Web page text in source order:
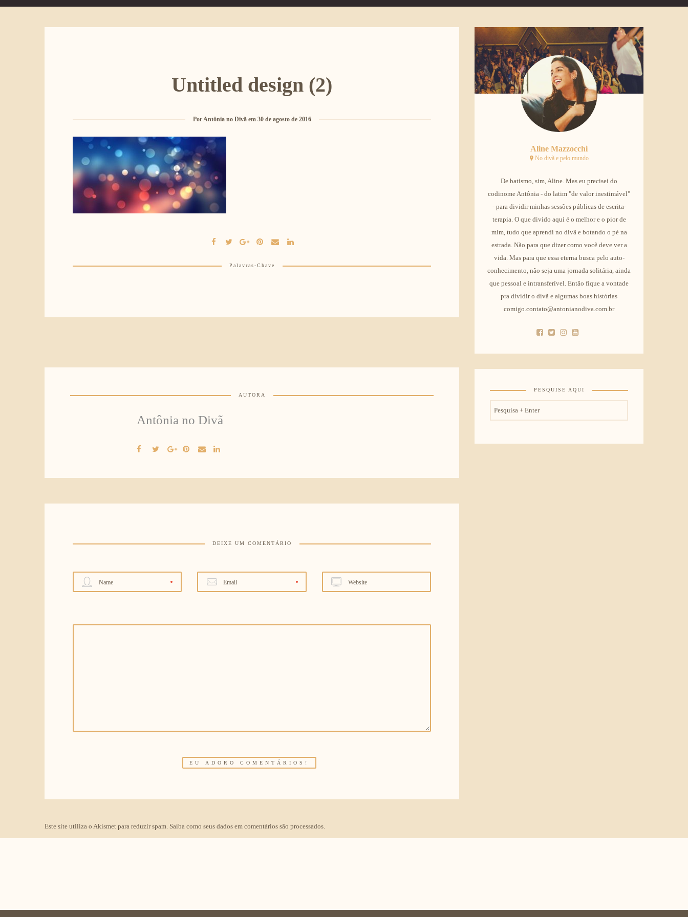
Untitled design (2)
PorAntônia no Divã em 30 de agosto de 2016
Palavras-Chave
AUTORA
Antônia no Divã
DEIXE UM COMENTÁRIO
Name Email Website
Este site utiliza o Akismet para reduzir spam. Saiba como seus dados em comentários são processados.
Aline Mazzocchi
No divã e pelo mundo
De batismo, sim, Aline. Mas eu precisei do
codinome Antônia - do latim "de valor inestimável"
- para dividir minhas sessões públicas de escrita-
terapia. O que divido aqui é o melhor e o pior de
mim, tudo que aprendi no divã e botando o pé na
estrada. Não para que dizer como você deve ver a
vida. Mas para que essa eterna busca pelo auto-
conhecimento, não seja uma jornada solitária, ainda
que pessoal e intransferível. Então fique a vontade
pra dividir o divã e algumas boas histórias
comigo.contato@antonianodiva.com.br
PESQUISE AQUI